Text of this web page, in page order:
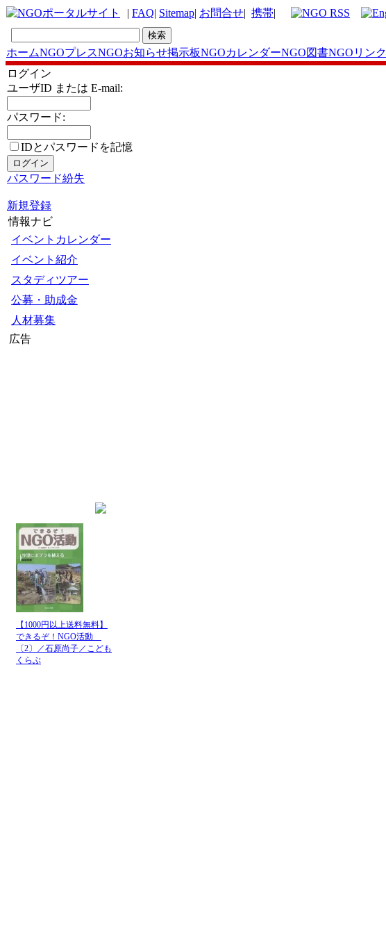
| FAQ| Sitemap| お問合せ| 携帯|
ホームNGOプレスNGOお知らせ掲示板NGOカレンダーNGO図書NGOリンク
ログイン
ユーザID または E-mail:
パスワード:
IDとパスワードを記憶
パスワード紛失
新規登録
情報ナビ
イベントカレンダー
イベント紹介
スタディツアー
公募・助成金
人材募集
広告
【1000円以上送料無料】
できるぞ！NGO活動
〔2〕／石原尚子／こども
くらぶ